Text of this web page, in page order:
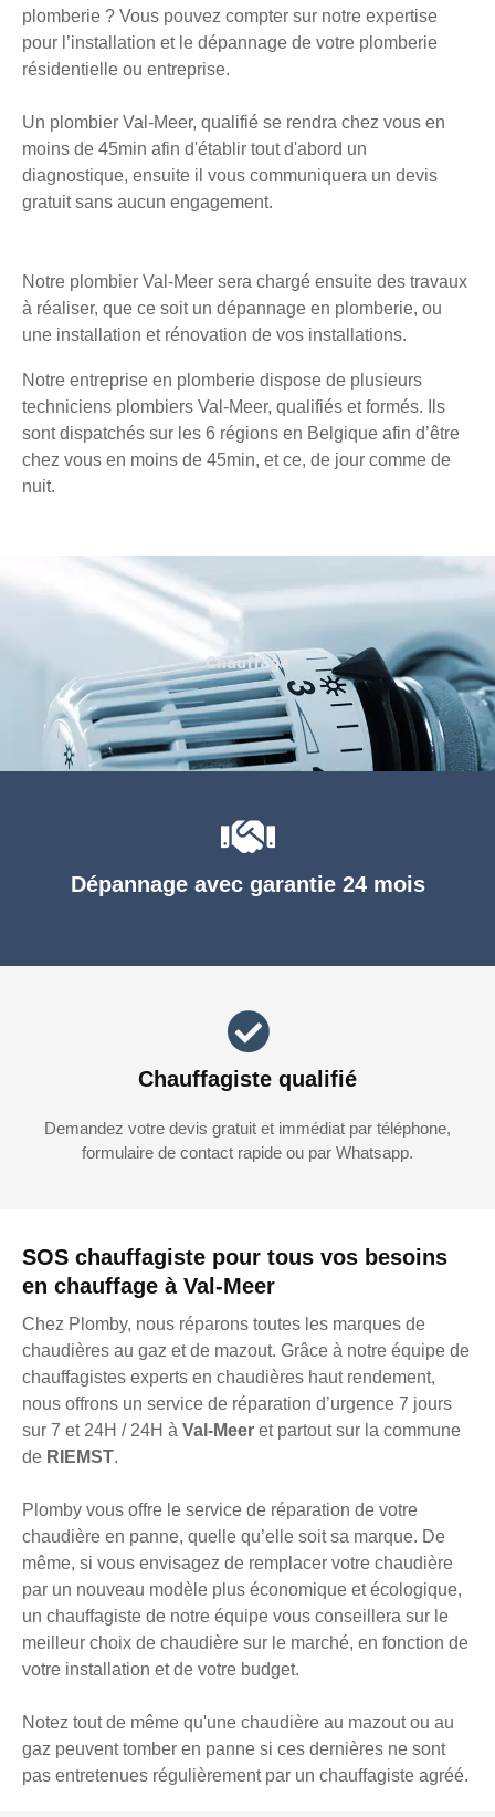
plomberie ? Vous pouvez compter sur notre expertise
pour l’installation et le dépannage de votre plomberie
résidentielle ou entreprise.
Un plombier Val-Meer, qualifié se rendra chez vous en
moins de 45min afin d'établir tout d'abord un
diagnostique, ensuite il vous communiquera un devis
gratuit sans aucun engagement.
Notre plombier Val-Meer sera chargé ensuite des travaux
à réaliser, que ce soit un dépannage en plomberie, ou
une installation et rénovation de vos installations.
Notre entreprise en plomberie dispose de plusieurs
techniciens plombiers Val-Meer, qualifiés et formés. Ils
sont dispatchés sur les 6 régions en Belgique afin d’être
chez vous en moins de 45min, et ce, de jour comme de
nuit.
SOS chauffagiste pour tous vos besoins
en chauffage à Val-Meer
Chez Plomby, nous réparons toutes les marques de
chaudières au gaz et de mazout. Grâce à notre équipe de
chauffagistes experts en chaudières haut rendement,
nous offrons un service de réparation d’urgence 7 jours
sur 7 et 24H / 24H à Val-Meer et partout sur la commune
de RIEMST.
Plomby vous offre le service de réparation de votre
chaudière en panne, quelle qu’elle soit sa marque. De
même, si vous envisagez de remplacer votre chaudière
par un nouveau modèle plus économique et écologique,
un chauffagiste de notre équipe vous conseillera sur le
meilleur choix de chaudière sur le marché, en fonction de
votre installation et de votre budget.
Notez tout de même qu'une chaudière au mazout ou au
gaz peuvent tomber en panne si ces dernières ne sont
pas entretenues régulièrement par un chauffagiste agréé.
Dépannage avec garantie 24 mois
Chauffagiste qualifié
Demandez votre devis gratuit et immédiat par téléphone,
formulaire de contact rapide ou par Whatsapp.
Chauffage